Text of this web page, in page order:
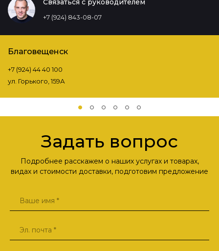
Связаться с руководителем
+7 (924) 843-08-07
Благовещенск
+7 (924) 44 40 100
ул. Горького, 159А
Задать вопрос
Подробнее расскажем о наших услугах и товарах,
видах и стоимости доставки, подготовим предложение